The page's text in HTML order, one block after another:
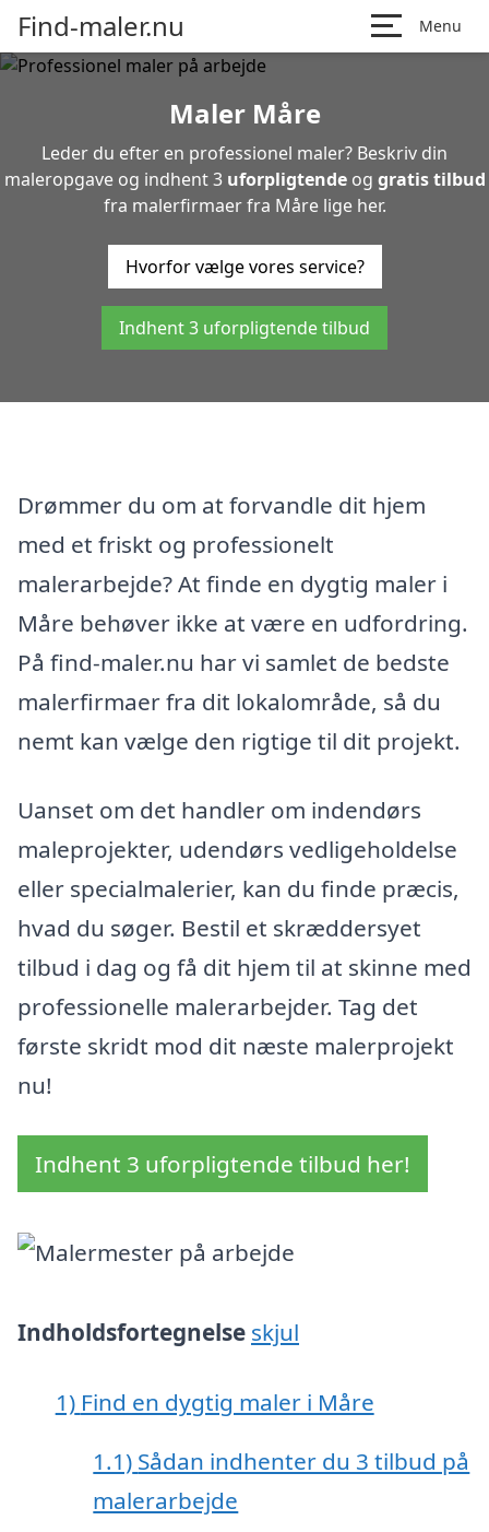
Find-maler.nu Menu
Maler Måre
Leder du efter en professionel maler? Beskriv din
maleropgave og indhent 3 uforpligtendeog gratis tilbud
fra malerfirmaer fra Måre lige her.
Hvorfor vælge vores service?
Indhent 3 uforpligtende tilbud
Drømmer du om at forvandle dit hjem
med et friskt og professionelt
malerarbejde? At finde en dygtig maler i
Måre behøver ikke at være en udfordring.
På find-maler.nu har vi samlet de bedste
malerfirmaer fra dit lokalområde, så du
nemt kan vælge den rigtige til dit projekt.
Uanset om det handler om indendørs
maleprojekter, udendørs vedligeholdelse
eller specialmalerier, kan du finde præcis,
hvad du søger. Bestil et skræddersyet
tilbud i dag og få dit hjem til at skinne med
professionelle malerarbejder. Tag det
første skridt mod dit næste malerprojekt
nu!
Indhent 3 uforpligtende tilbud her!
Indholdsfortegnelse skjul
1) Find en dygtig maler i Måre
1.1) Sådan indhenter du 3 tilbud på
malerarbejde